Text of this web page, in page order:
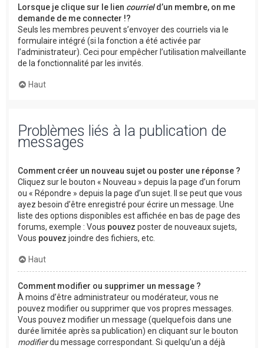
Lorsque je clique sur le lien courrield’un membre, on me
demande de me connecter !?
Seuls les membres peuvent s’envoyer des courriels via le
formulaire intégré (si la fonction a été activée par
l’administrateur). Ceci pour empêcher l’utilisation malveillante
de la fonctionnalité par les invités.
Haut
Problèmes liés à la publication de
messages
Comment créer un nouveau sujet ou poster une réponse ?
Cliquez sur le bouton « Nouveau » depuis la page d’un forum
ou « Répondre » depuis la page d’un sujet. Il se peut que vous
ayez besoin d’être enregistré pour écrire un message. Une
liste des options disponibles est affichée en bas de page des
forums, exemple : Vous pouvez poster de nouveaux sujets,
Vous pouvez joindre des fichiers, etc.
Haut
Comment modifier ou supprimer un message ?
À moins d’être administrateur ou modérateur, vous ne
pouvez modifier ou supprimer que vos propres messages.
Vous pouvez modifier un message (quelquefois dans une
durée limitée après sa publication) en cliquant sur le bouton
modifierdu message correspondant. Si quelqu’un a déjà